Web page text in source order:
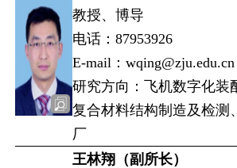
教授、博导
电话：87953926
E-mail：wqing@zju.edu.cn
研究方向：飞机数字化装
复合材料结构制造及检测
厂
王林翔（副所长）